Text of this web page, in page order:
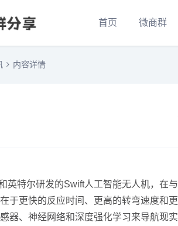
首页 微商群
内容详情
英特尔研发的Swift人工智能无人机，在
于更快的反应时间、更高的转弯速度和更
器、神经网络和深度强化学习来导航现